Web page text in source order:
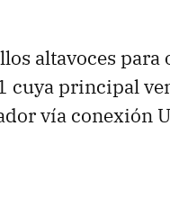
altavoces para
cuya principal
vía conexión